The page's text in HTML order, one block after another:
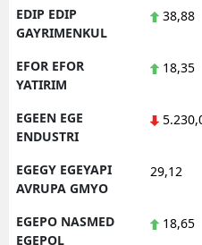
EDIP EDIP
GAYRIMENKUL
38,88
EFOR EFOR
YATIRIM
18,35
EGEEN EGE
ENDUSTRI
EGEGY EGEYAPI
AVRUPA GMYO
29,12
EGEPO NASMED
EGEPOL
18,65